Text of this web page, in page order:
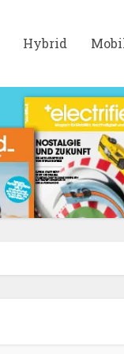
Hybrid